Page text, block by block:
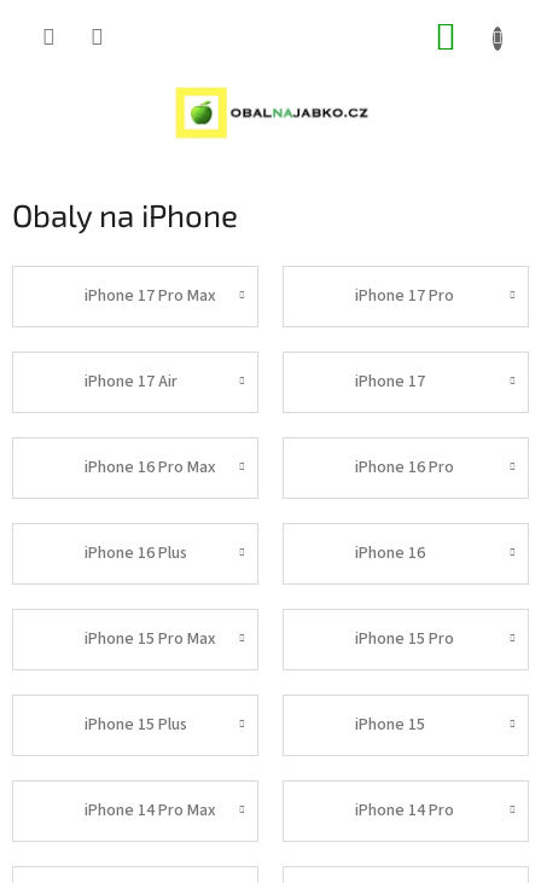
Obaly na iPhone
iPhone 17 Pro Max iPhone 17 Pro
iPhone 17 Air iPhone 17
iPhone 16 Pro Max iPhone 16 Pro
iPhone 16 Plus iPhone 16
iPhone 15 Pro Max iPhone 15 Pro
iPhone 15 Plus iPhone 15
iPhone 14 Pro Max iPhone 14 Pro